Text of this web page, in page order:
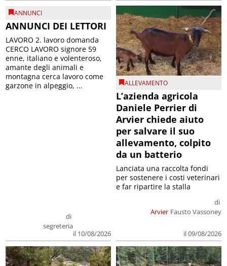
ANNUNCI
ANNUNCI DEI LETTORI
di
segreteria
il 10/08/2026
LAVORO 2. lavoro domanda
CERCO LAVORO signore 59
enne, italiano e volenteroso,
amante degli animali e
montagna cerca lavoro come
garzone in alpeggio, ...
ALLEVAMENTO
L’azienda agricola
Daniele Perrier di
Arvier chiede aiuto
per salvare il suo
allevamento, colpito
da un batterio
Arvier
di
Fausto Vassoney
il 09/08/2026
Lanciata una raccolta fondi
per sostenere i costi veterinari
e far ripartire la stalla